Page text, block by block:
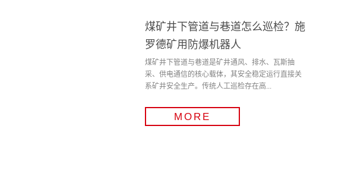
煤矿井下管道与巷道怎么巡检？施
罗德矿用防爆机器人
煤矿井下管道与巷道是矿井通风、排水、瓦斯抽
采、供电通信的核心载体，其安全稳定运行直接关
系矿井安全生产。传统人工巡检存在高...
MORE